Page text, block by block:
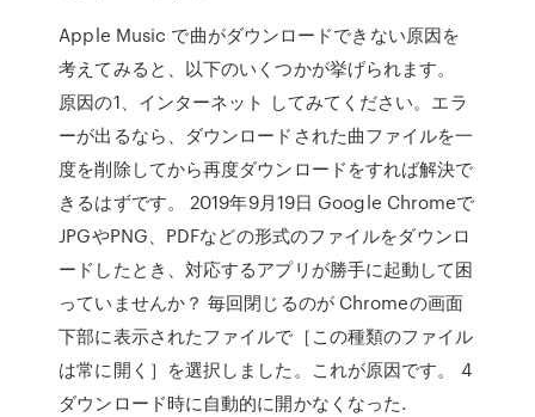
Apple Music で曲がダウンロードできない原因を
考えてみると、以下のいくつかが挙げられます。
原因の1、インターネット してみてください。エラ
ーが出るなら、ダウンロードされた曲ファイルを一
度を削除してから再度ダウンロードをすれば解決で
きるはずです。 2019年9月19日 Google Chromeで
JPGやPNG、PDFなどの形式のファイルをダウンロ
ードしたとき、対応するアプリが勝手に起動して困
っていませんか？ 毎回閉じるのが Chromeの画面
下部に表示されたファイルで［この種類のファイル
は常に開く］を選択しました。これが原因です。 4
ダウンロード時に自動的に開かなくなった.